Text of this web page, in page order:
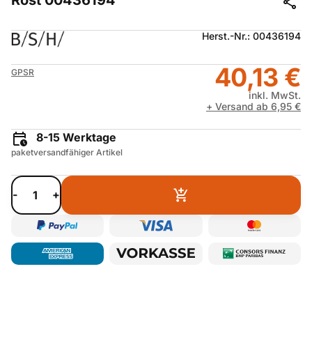
Herst.-Nr.: 00436194
GPSR 40,13 €
inkl. MwSt.
+ Versand ab 6,95 €
8-15 Werktage
paketversandfähiger Artikel
- +